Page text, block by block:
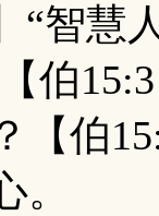
慧人
伯
【伯